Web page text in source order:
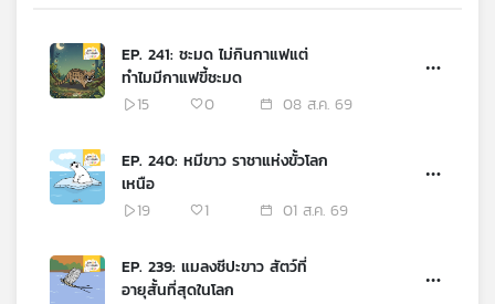
เครือ
EP. 241: ชะมด ไม่กินกาแฟแต่
ทำไมมีกาแฟขี้ชะมด
15
0 08 ส.ค. 69
EP. 240: หมีขาว ราชาแห่งขั้วโลก
เหนือ
19
1 01 ส.ค. 69
EP. 239: แมลงชีปะขาว สัตว์ที่
อายุสั้นที่สุดในโลก